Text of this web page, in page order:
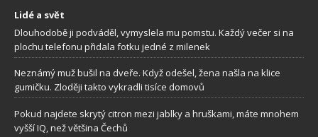
Lidé a svět
Dlouhodobě ji podváděl, vymyslela mu pomstu. Každý večer si na
plochu telefonu přidala fotku jedné z milenek
Neznámý muž bušil na dveře. Když odešel, žena našla na klice
gumičku. Zloději takto vykradli tisíce domovů
Pokud najdete skrytý citron mezi jablky a hruškami, máte mnohem
vyšší IQ, než většina Čechů